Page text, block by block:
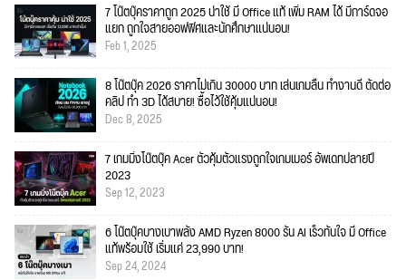
7 โน๊ตบุ๊คราคาถูก 2025 น่าใช้ มี Office แท้ เพิ่ม RAM ได้ มีการ์ดจอ
แยก ถูกใจสายออฟฟิศและนักศึกษาแน่นอน!
Feb 1, 2025
8 โน๊ตบุ๊ค 2026 ราคาไม่เกิน 30000 บาท เล่นเกมลื่น ทำงานดี ตัดต่อ
คลิป ทำ 3D ได้สบาย! ซื้อไว้ใช้คุ้มแน่นอน!
Dec 8, 2025
7 เกมมิ่งโน๊ตบุ๊ค Acer ตัวคุ้มตัวแรงถูกใจเกมเมอร์ อัพเดทปลายปี
2023
Sep 12, 2023
6 โน๊ตบุ๊คบางเบาพลัง AMD Ryzen 8000 รัน AI เร็วทันใจ มี Office
แท้พร้อมใช้ เริ่มแค่ 23,990 บาท!
Sep 24, 2024